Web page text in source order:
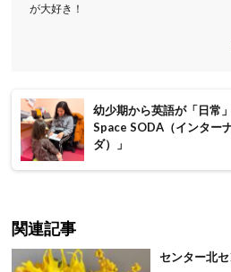
が大好き！
幼少期から英語が「日
Space SODA（インター
ダ）」
関連記事
センター北